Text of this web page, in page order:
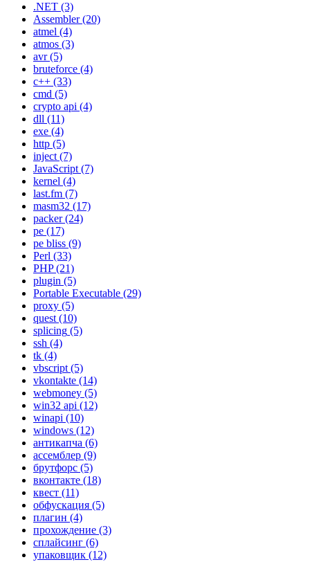
.NET (3)
Assembler(20)
atmel (4)
atmos (3)
avr(5)
bruteforce (4)
c++ (33)
cmd (5)
crypto api (4)
dll (11)
exe (4)
http (5)
inject (7)
JavaScript (7)
kernel (4)
last.fm (7)
masm32 (17)
packer(24)
pe (17)
pe bliss (9)
Perl (33)
PHP(21)
plugin (5)
Portable Executable (29)
proxy (5)
quest (10)
splicing (5)
ssh (4)
tk (4)
vbscript (5)
vkontakte (14)
webmoney (5)
win32 api (12)
winapi (10)
windows (12)
антикапча (6)
ассемблер (9)
брутфорс (5)
вконтакте (18)
квест (11)
обфускация (5)
плагин (4)
прохождение (3)
сплайсинг (6)
упаковщик (12)